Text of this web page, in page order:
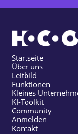
Startseite
Über uns
Leitbild
Funktionen
Kleines
KI-Toolkit
Community
Anmelden
Kontakt